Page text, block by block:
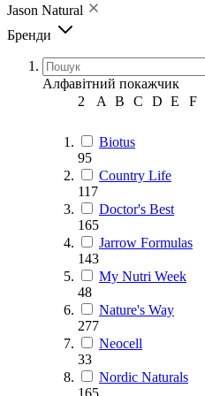
Jason Natural
Бренди
Алфавітний покажчик
2
A B C D E F
Biotus
95
Country Life
117
Doctor's Best
165
Jarrow Formulas
143
My Nutri Week
48
Nature's Way
277
Neocell
33
Nordic Naturals
165